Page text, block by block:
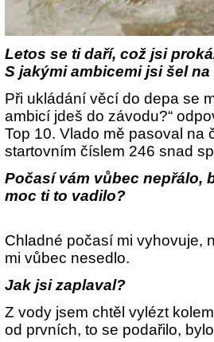
Letos se ti daří, což jsi
S jakými ambicemi jsi šel
Při ukládání věcí do depa se
ambicí jdeš do závodu?“
Top 10. Vlado mě pasoval na
startovním číslem 246 snad
Počasí vám vůbec nepřálo,
moc ti to vadilo?
Chladné počasí mi vyhovuje,
mi vůbec nesedlo.
Jak jsi zaplaval?
Z vody jsem chtěl vylézt
od prvních, to se podařilo,